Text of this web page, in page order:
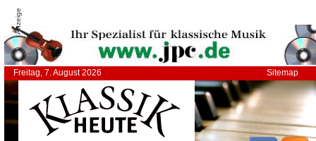
Anzeige
Freitag, 7. August 2026 Sitemap